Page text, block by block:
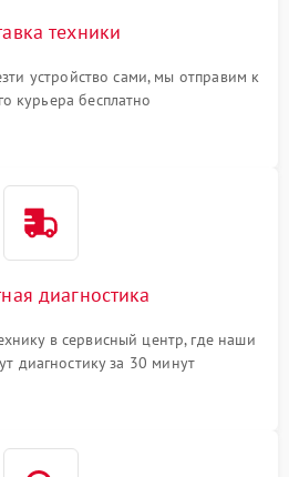
техники
устройство сами, мы отправим к
курьера бесплатно
диагностика
в сервисный центр, где наши
диагностику за 30 минут